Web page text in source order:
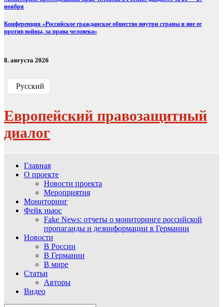
ноября
Конференция «Российское гражданское общество внутри страны и вне ее
против войны, за права человека»
8. августа 2026
Русский
Европейский правозащитный
диалог
Главная
О проекте
Новости проекта
Мероприятия
Мониторинг
Фейк ньюс
Fake News: отчеты о мониторинге российской
пропаганды и дезинформации в Германии
Новости
В России
В Германии
В мире
Статьи
Авторы
Видео